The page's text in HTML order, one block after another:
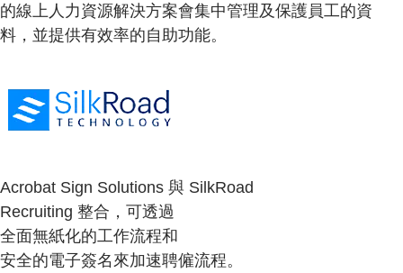
的線上人力資源解決方案會集中管理及保護員工的資
料，並提供有效率的自助功能。
Acrobat Sign Solutions 與 SilkRoad
Recruiting 整合，可透過
全面無紙化的工作流程和
安全的電子簽名來加速聘僱流程。